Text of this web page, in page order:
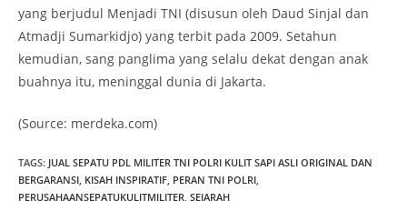
yang berjudul Menjadi TNI (disusun oleh Daud Sinjal dan
Atmadji Sumarkidjo) yang terbit pada 2009. Setahun
kemudian, sang panglima yang selalu dekat dengan anak
buahnya itu, meninggal dunia di Jakarta.
(Source: merdeka.com)
TAGS: JUAL SEPATU PDL MILITER TNI POLRI KULIT SAPI ASLI ORIGINAL DAN
BERGARANSI, KISAH INSPIRATIF, PERAN TNI POLRI,
PERUSAHAANSEPATUKULITMILITER, SEJARAH